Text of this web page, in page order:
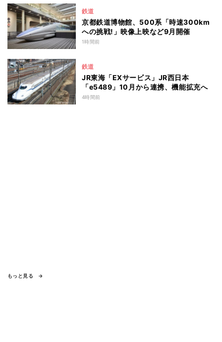
鉄道
京都鉄道博物館、500系「時速300km
への挑戦!」映像上映など9月開催
1時間前
鉄道
JR東海「EXサービス」JR西日本
「e5489」10月から連携、機能拡充へ
4時間前
もっと見る